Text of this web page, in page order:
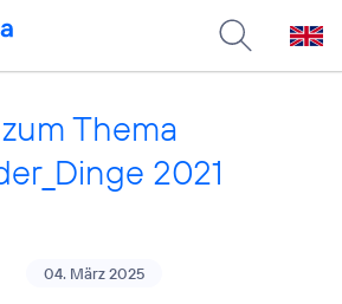
Thema
2021
04. März 2025